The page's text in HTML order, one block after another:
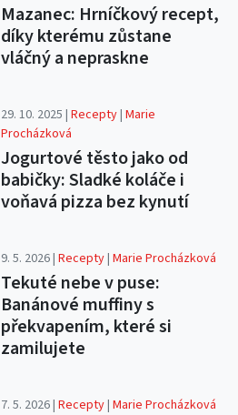
Mazanec: Hrníčkový recept,
díky kterému zůstane
vláčný a nepraskne
29. 10. 2025 |Recepty|Marie
Procházková
Jogurtové těsto jako od
babičky: Sladké koláče i
voňavá pizza bez kynutí
9. 5. 2026 |Recepty|Marie Procházková
Tekuté nebe v puse:
Banánové muffiny s
překvapením, které si
zamilujete
7. 5. 2026 |Recepty|Marie Procházková